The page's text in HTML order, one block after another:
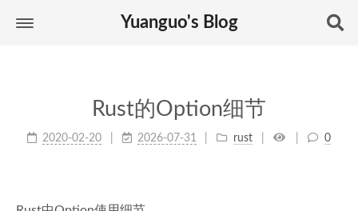
Yuanguo's Blog
Rust的Option细节
2020-02-20 2026-07-31 rust 0